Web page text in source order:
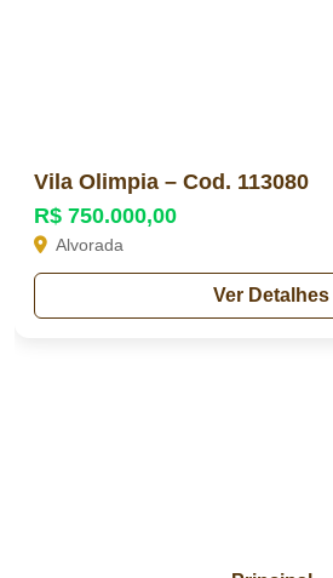
Vila Olimpia – Cod. 113080
R$ 750.000,00
Alvorada
Ver Detalhes